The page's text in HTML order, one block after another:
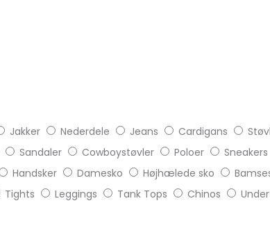
Jakker Nederdele Jeans Cardigans
Sandaler Cowboystøvler Poloer Sneakers
Handsker Damesko Højhælede sko
Tights Leggings Tank Tops Chinos